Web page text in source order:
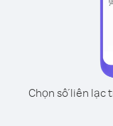
Chọn số liên lạc